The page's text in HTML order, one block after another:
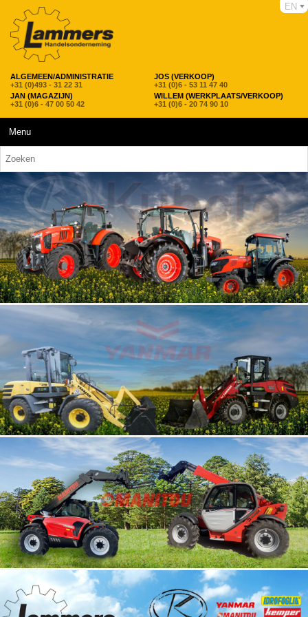
ALGEMEEN/ADMINISTRATIE
+31 (0)493 - 31 22 31
JOS (VERKOOP)
+31 (0)6 - 53 11 47 40
JAN (MAGAZIJN)
+31 (0)6 - 47 00 50 42
WILLEM (WERKPLAATS/VERKOOP)
+31 (0)6 - 20 74 90 10
EN
Menu